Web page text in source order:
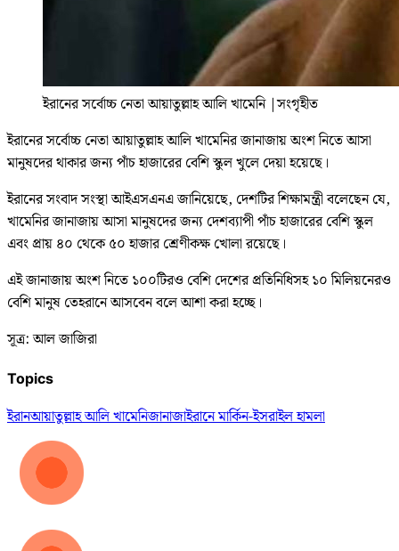
ইরানের সর্বোচ্চ নেতা আয়াতুল্লাহ আলি খামেনি |সংগৃহীত
ইরানের সর্বোচ্চ নেতা আয়াতুল্লাহ আলি খামেনির জানাজায় অংশ নিতে আসা
মানুষদের থাকার জন্য পাঁচ হাজারের বেশি স্কুল খুলে দেয়া হয়েছে।
ইরানের সংবাদ সংস্থা আইএসএনএ জানিয়েছে, দেশটির শিক্ষামন্ত্রী বলেছেন যে,
খামেনির জানাজায় আসা মানুষদের জন্য দেশব্যাপী পাঁচ হাজারের বেশি স্কুল
এবং প্রায় ৪০ থেকে ৫০ হাজার শ্রেণীকক্ষ খোলা রয়েছে।
এই জানাজায় অংশ নিতে ১০০টিরও বেশি দেশের প্রতিনিধিসহ ১০ মিলিয়নেরও
বেশি মানুষ তেহরানে আসবেন বলে আশা করা হচ্ছে।
সূত্র: আল জাজিরা
Topics
ইরানআয়াতুল্লাহ আলি খামেনিজানাজাইরানে মার্কিন-ইসরাইল হামলা